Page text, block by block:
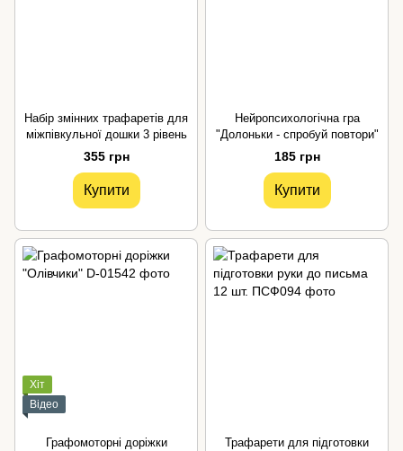
Набір змінних трафаретів для
міжпівкульної дошки 3 рівень
355 грн
Купити
Нейропсихологічна гра
"Долоньки - спробуй повтори"
185 грн
Купити
Хіт
Відео
Графомоторні доріжки
Трафарети для підготовки